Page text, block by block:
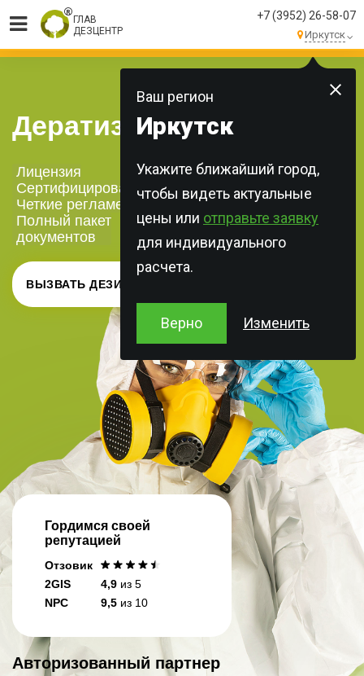
ГЛАВ
ДЕЗЦЕНТР
+7 (3952) 26-58-07
Иркутск
Ваш регион
Иркутск
Укажите ближайший город,
чтобы видеть актуальные
цены или отправьте заявку
для индивидуального
расчета.
Верно Изменить
МЫ ВЫПОЛНЯЕМБОЛЕЕ 250 ЗАКАЗОВ
КАЖДЫЙ ДЕНЬ!
Дератизация офисов
Лицензия
Сертифицированная химия
Четкие регламенты
Полный пакет
документов
ВЫЗВАТЬ ДЕЗИНФЕКТОРА
Гордимся своей
репутацией
Отзовик
2GIS
4,9 из 5
NPC
9,5 из 10
Авторизованный партнер